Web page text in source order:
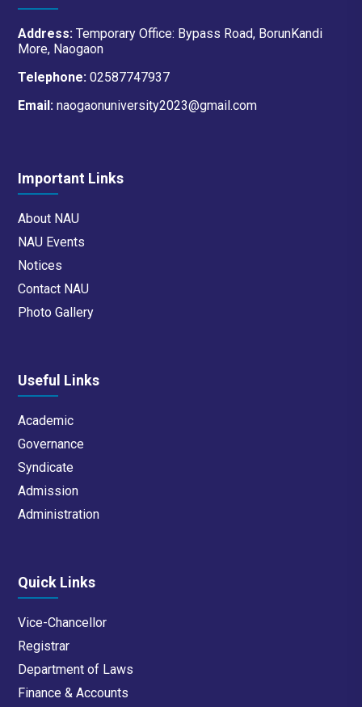
Address: Temporary Office: Bypass Road, BorunKandi
More, Naogaon
Telephone: 02587747937
Email: naogaonuniversity2023@gmail.com
Important Links
About NAU
NAU Events
Notices
Contact NAU
Photo Gallery
Useful Links
Academic
Governance
Syndicate
Admission
Administration
Quick Links
Vice-Chancellor
Registrar
Department of Laws
Finance & Accounts